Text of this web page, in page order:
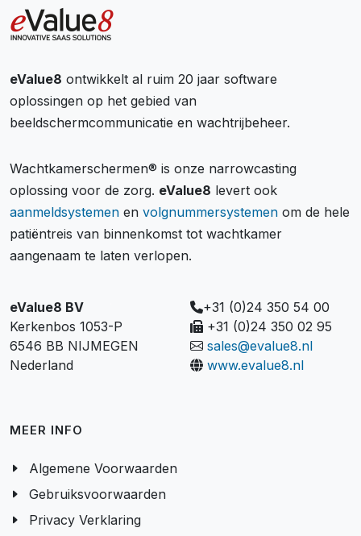
eValue8 ontwikkelt al ruim 20 jaar software
oplossingen op het gebied van
beeldschermcommunicatie en wachtrijbeheer.
Wachtkamerschermen® is onze narrowcasting
oplossing voor de zorg. eValue8 levert ook
aanmeldsystemen en volgnummersystemen om de hele
patiëntreis van binnenkomst tot wachtkamer
aangenaam te laten verlopen.
eValue8 BV
Kerkenbos 1053-P
6546 BB NIJMEGEN
Nederland
+31 (0)24 350 54 00
+31 (0)24 350 02 95
sales@evalue8.nl
www.evalue8.nl
MEER INFO
Algemene Voorwaarden
Gebruiksvoorwaarden
Privacy Verklaring